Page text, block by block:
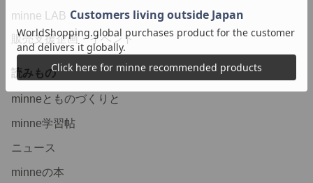
minne LAB
販売支援企画・イベント
読みもの
minneとものづくりと
minne学習帖
ニュース
minneの本